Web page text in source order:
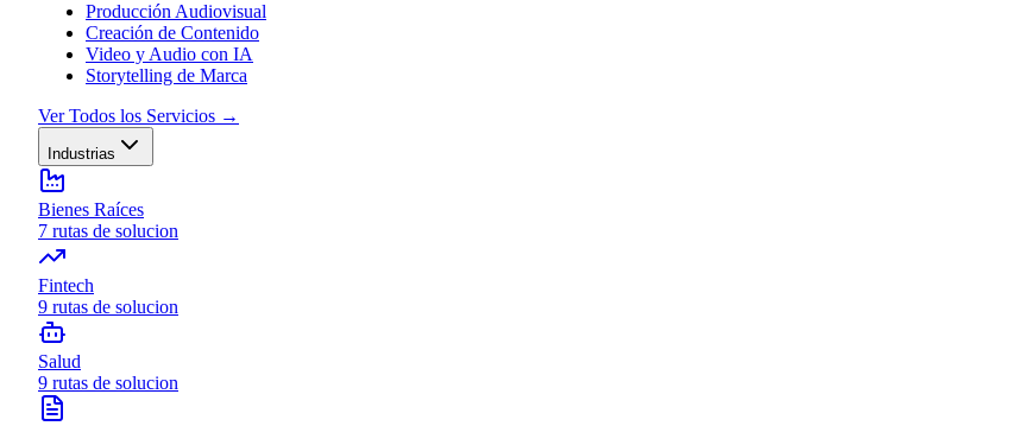
Producción Audiovisual
Creación de Contenido
Video y Audio con IA
Storytelling de Marca
Ver Todos los Servicios →
Industrias
Bienes Raíces
7 rutas de solucion
Fintech
9 rutas de solucion
Salud
9 rutas de solucion